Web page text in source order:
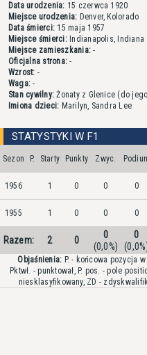
Data urodzenia: 15 czerwca 1920
Miejsce urodzenia: Denver, Kolorado
Data śmierci: 15 maja 1957
Miejsce śmierci:Indianapolis, Indiana
Miejsce zamieszkania: -
Oficjalna strona: -
Wzrost: -
Waga: -
Stan cywilny: Żonaty z Glenice (do
Imiona dzieci: Marilyn, Sandra Lee
STATYSTYKI W F1
Sezon P. Starty Punkty Zwyc.
1956 1 0 0 0
1955 1 0 0 0
Razem: 2 0
0
(0,0%)
0
Objaśnienia: P. - końcowa pozycja
Pktwł. - punktował, P. pos. - pole
niesklasyfikowany, ZD -